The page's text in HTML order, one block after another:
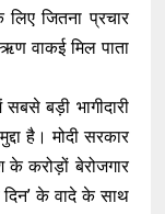
जितना प्रचार
वाकई मिल पाता
बड़ी भागीदारी
है। मोदी सरकार
करोड़ों बेरोजगार
के वादे के साथ